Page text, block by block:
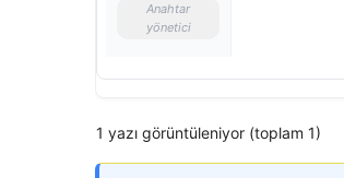
Anahtar
yönetici
1 yazı görüntüleniyor (toplam 1)